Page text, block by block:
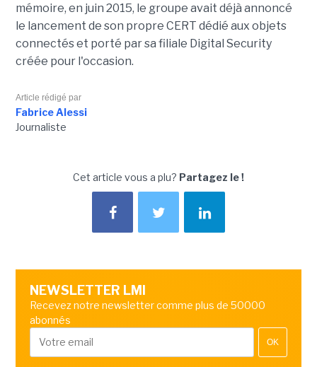
mémoire, en juin 2015, le groupe avait déjà annoncé
le lancement de son propre CERT dédié aux objets
connectés et porté par sa filiale Digital Security
créée pour l'occasion.
Article rédigé par
Fabrice Alessi
Journaliste
Cet article vous a plu? Partagez le !
NEWSLETTER LMI
Recevez notre newsletter comme plus de 50000
abonnés
OK